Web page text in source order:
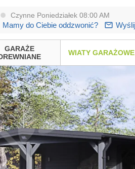
Czynne Poniedziałek 08:00 AM
Mamy do Ciebie oddzwonić?
GARAŻE
WIATY GARAŻOWE